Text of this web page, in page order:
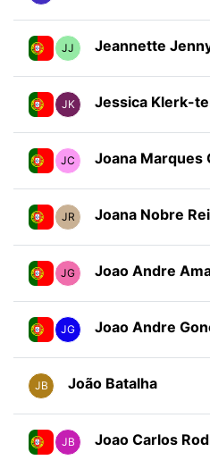
JJ Jeannette
JK Jessica Klerk-
JC Joana Marques
JR Joana Nobre
JG Joao Andre
JG Joao Andre
JB João Batalha
JB Joao Carlos